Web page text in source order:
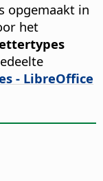
opgemaakt in
het
- LibreOffice